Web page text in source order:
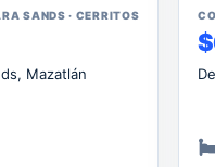
↗
SANDS · CERRITOS
Mazatlán